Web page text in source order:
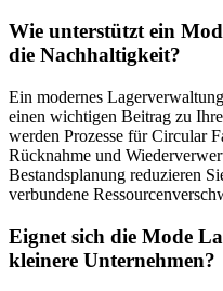
Wie unterstützt ein
die Nachhaltigkeit?
Ein modernes
einen wichtigen Beitrag zu
werden Prozesse für Circular
Rücknahme und
Bestandsplanung reduzieren
verbundene
Eignet sich die Mode
kleinere Unternehmen?